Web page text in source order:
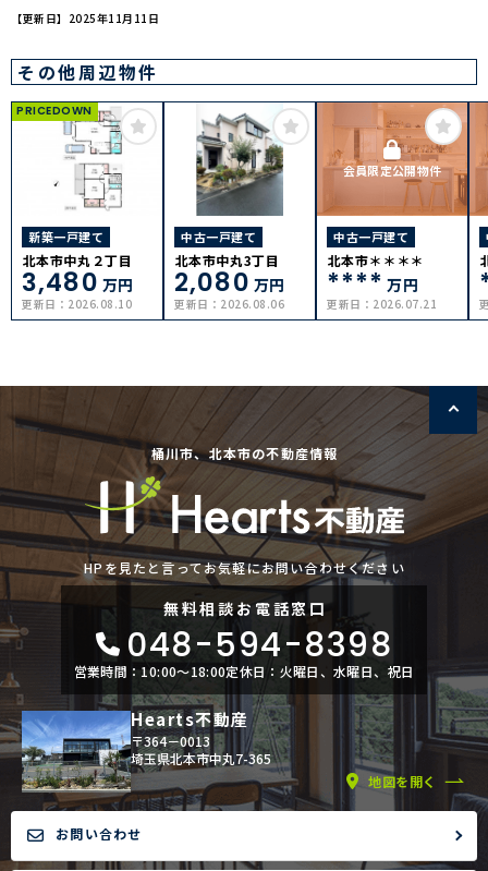
【更新日】2025年11月11日
その他周辺物件
PRICEDOWN
新築一戸建て
北本市中丸２丁目
3,480 万円
更新日： 2026.08.10
中古一戸建て
北本市中丸3丁目
2,080 万円
更新日： 2026.08.06
会員限定公開物件
中古一戸建て
北本市＊＊＊＊
**** 万円
更新日： 2026.07.21
桶川市、北本市の不動産情報
HPを見たと言ってお気軽にお問い合わせください
無料相談お電話窓口
048-594-8398
営業時間：10:00〜18:00定休日：火曜日、水曜日、祝日
Hearts不動産
〒364－0013
埼玉県北本市中丸7-365
地図を開く
お問い合わせ